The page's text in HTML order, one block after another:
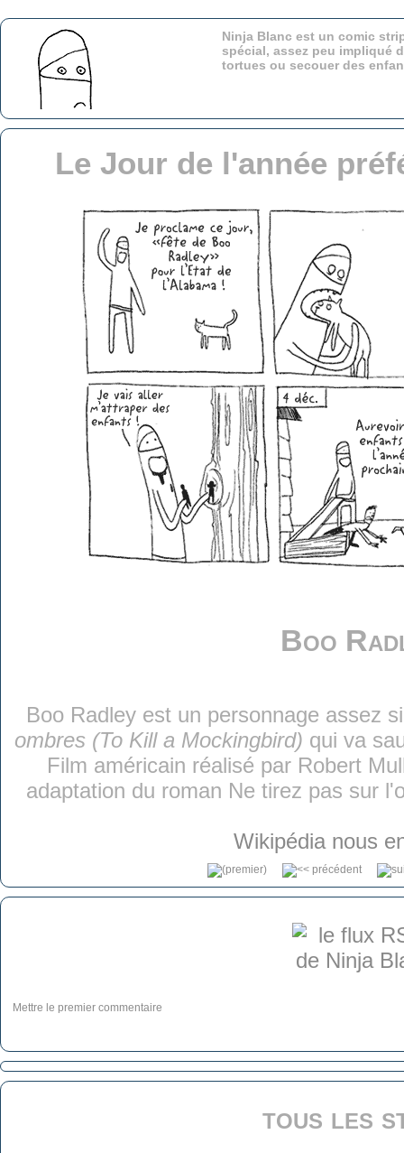
Ninja Blanc est un comic
spécial, assez peu impliqué
tortues ou secouer des
Le Jour de l'année
Boo
Boo Radley est un personnage assez
ombres (To Kill a Mockingbird) qui va
Film américain réalisé par Robert
adaptation du roman Ne tirez pas sur
Wikipédia nous
Mettre le premier commentaire
tous les